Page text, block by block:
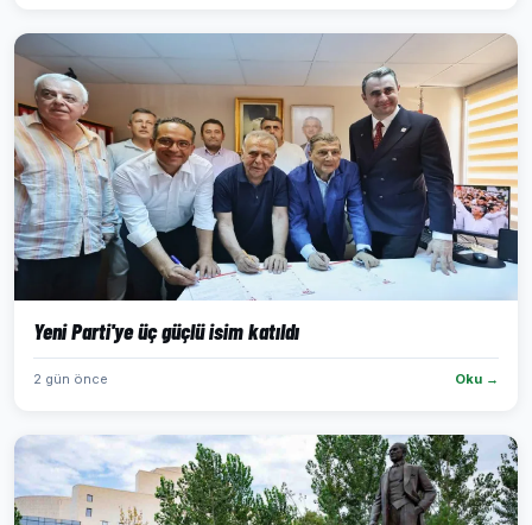
Yeni Parti'ye üç güçlü isim katıldı
2 gün önce Oku →